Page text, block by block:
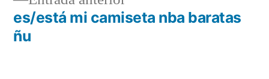
entradas
anterior:
es/está mi camiseta nba baratas
ñu